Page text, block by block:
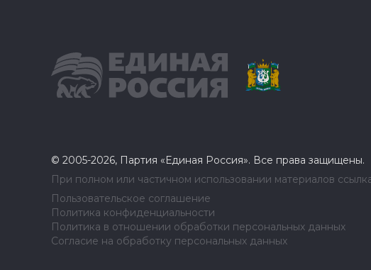
© 2005-2026, Партия «Единая Россия». Все права защищены.
При полном или частичном использовании материалов
Пользовательское соглашение
Политика конфиденциальности
Политика в отношении обработки персональных данных
Согласие на обработку персональных данных